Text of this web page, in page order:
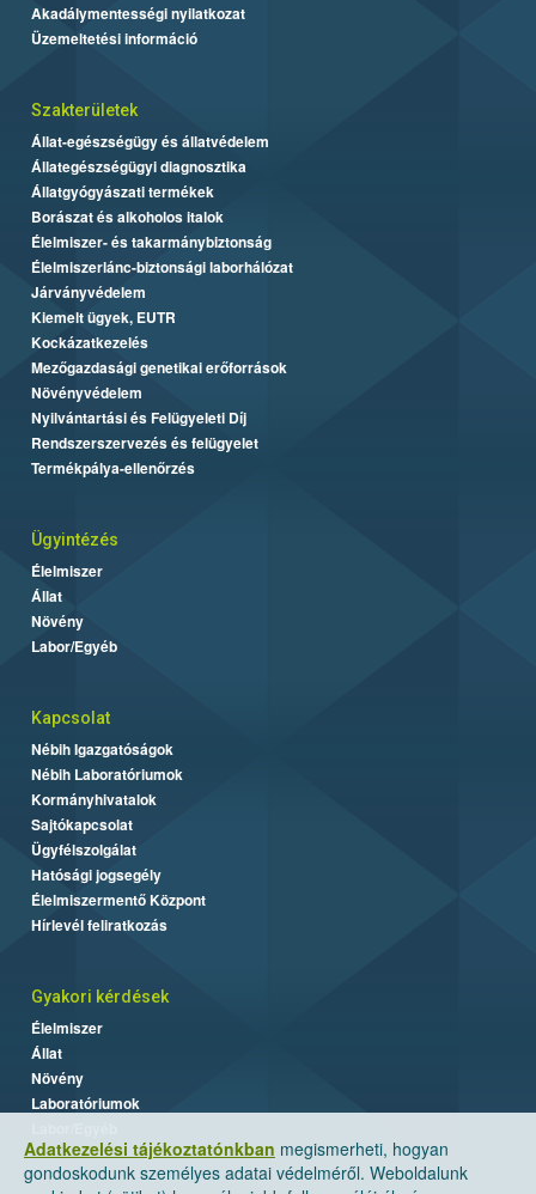
Adatkezelési tájékoztatónkban megismerheti, hogyan
gondoskodunk személyes adatai védelméről. Weboldalunk
Akadálymentességi nyilatkozat
Üzemeltetési információ
Szakterületek
Állat-egészségügy és állatvédelem
Állategészségügyi diagnosztika
Állatgyógyászati termékek
Borászat és alkoholos italok
Élelmiszer- és takarmánybiztonság
Élelmiszerlánc-biztonsági laborhálózat
Járványvédelem
Kiemelt ügyek, EUTR
Kockázatkezelés
Mezőgazdasági genetikai erőforrások
Növényvédelem
Nyilvántartási és Felügyeleti Díj
Rendszerszervezés és felügyelet
Termékpálya-ellenőrzés
Ügyintézés
Élelmiszer
Állat
Növény
Labor/Egyéb
Kapcsolat
Nébih Igazgatóságok
Nébih Laboratóriumok
Kormányhivatalok
Sajtókapcsolat
Ügyfélszolgálat
Hatósági jogsegély
Élelmiszermentő Központ
Hírlevél feliratkozás
Gyakori kérdések
Élelmiszer
Állat
Növény
Laboratóriumok